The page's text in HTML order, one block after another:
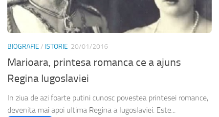
BIOGRAFIE / ISTORIE 20/01/2016
Marioara, printesa romanca ce a ajuns
Regina Iugoslaviei
In ziua de azi foarte putini cunosc povestea printesei romance,
devenita mai apoi ultima Regina a Iugoslaviei. Este...